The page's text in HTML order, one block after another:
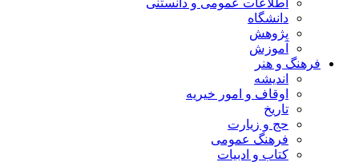
اطلاعات عمومی و دانستنی
دانشگاه
پژوهش
آموزش
فرهنگ و هنر
اندیشه
اوقاف و امور خیریه
تاریخ
حج و زیارت
فرهنگ عمومی
کتاب و ادبیات